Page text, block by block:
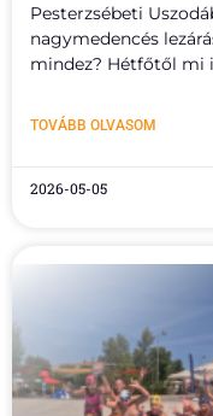
Pesterzsébeti
nagymedencés
mindez? Hétfőtől mi
TOVÁBB OLVASOM
2026-05-05